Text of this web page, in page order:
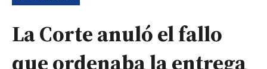
La Corte anuló el fallo
que ordenaba la entrega